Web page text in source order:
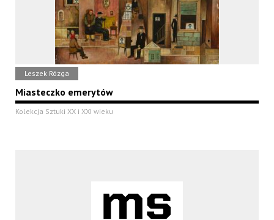
Leszek Rózga
Miasteczko emerytów
Kolekcja Sztuki XX i XXI wieku